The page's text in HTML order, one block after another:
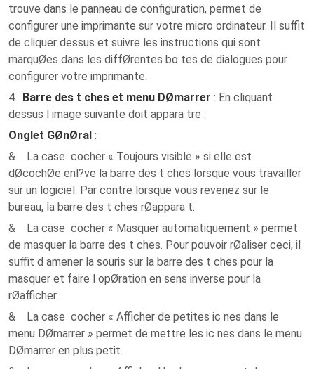
trouve dans le panneau de configuration, permet de
configurer une imprimante sur votre micro ordinateur. Il suffit
de cliquer dessus et suivre les instructions qui sont
marquØes dans les diffØrentes bo tes de dialogues pour
configurer votre imprimante.
4.
Barre des t ches et menu DØmarrer : En cliquant
dessus l image suivante doit appara tre :
Onglet GØnØral :
& La case cocher « Toujours visible » si elle est
dØcochØe enl?ve la barre des t ches lorsque vous travailler
sur un logiciel. Par contre lorsque vous revenez sur le
bureau, la barre des t ches rØappara t.
& La case cocher « Masquer automatiquement » permet
de masquer la barre des t ches. Pour pouvoir rØaliser ceci, il
suffit d amener la souris sur la barre des t ches pour la
masquer et faire l opØration en sens inverse pour la
rØafficher.
& La case cocher « Afficher de petites ic nes dans le
menu DØmarrer » permet de mettre les ic nes dans le menu
DØmarrer en plus petit.